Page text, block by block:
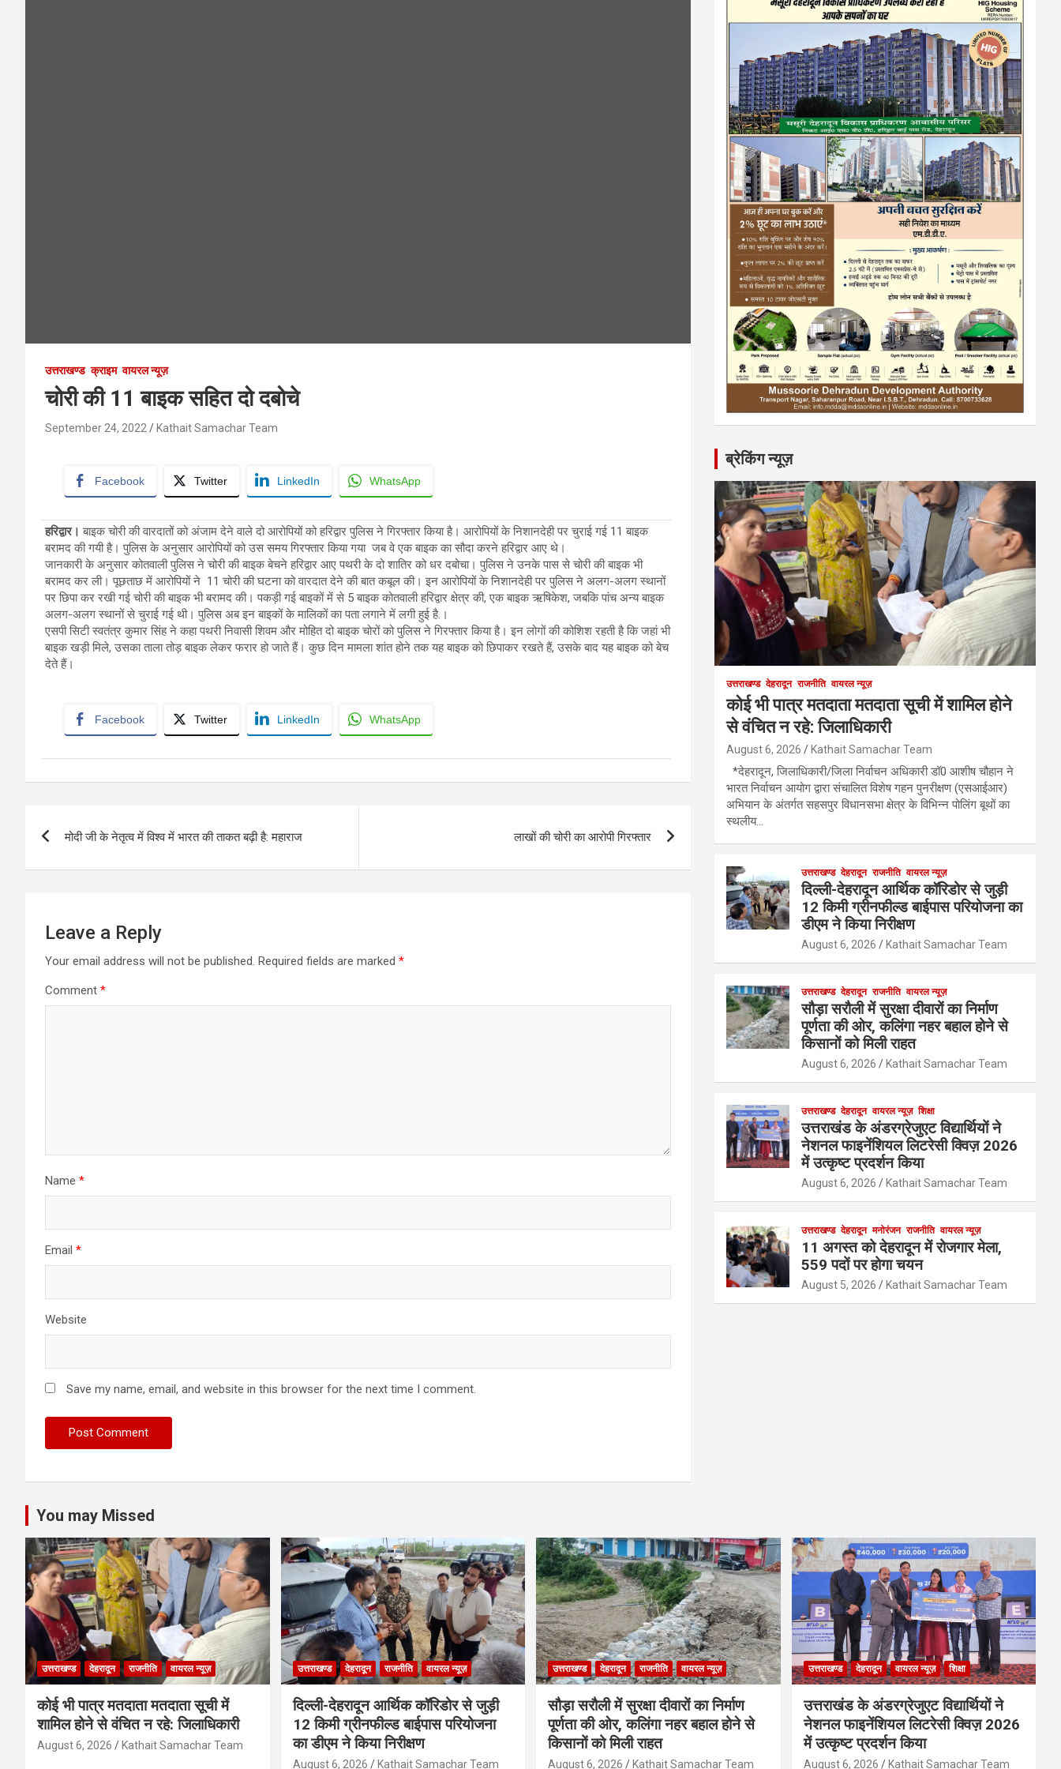
उत्तराखण्ड क्राइम वायरल न्यूज़
चोरी की 11 बाइक सहित दो दबोचे
September 24, 2022 Kathait Samachar Team
Facebook Twitter LinkedIn WhatsApp
हरिद्वार। बाइक चोरी की वारदातों को अंजाम देने वाले दो आरोपियों को हरिद्वार पुलिस ने गिरफ्तार किया है। आरोपियों के निशानदेही पर चुराई गई 11 बाइक
बरामद की गयी है। पुलिस के अनुसार आरोपियों को उस समय गिरफ्तार किया गया जब वे एक बाइक का सौदा करने हरिद्वार आए थे।
जानकारी के अनुसार कोतवाली पुलिस ने चोरी की बाइक बेचने हरिद्वार आए पथरी के दो शातिर को धर दबोचा। पुलिस ने उनके पास से चोरी की बाइक भी
बरामद कर ली। पूछताछ में आरोपियों ने 11 चोरी की घटना को वारदात देने की बात कबूल की। इन आरोपियों के निशानदेही पर पुलिस ने अलग-अलग स्थानों
पर छिपा कर रखी गई चोरी की बाइक भी बरामद की। पकड़ी गई बाइकों में से 5 बाइक कोतवाली हरिद्वार क्षेत्र की, एक बाइक ऋषिकेश, जबकि पांच अन्य बाइक
अलग-अलग स्थानों से चुराई गई थी। पुलिस अब इन बाइकों के मालिकों का पता लगाने में लगी हुई है.।
एसपी सिटी स्वतंत्र कुमार सिंह ने कहा पथरी निवासी शिवम और मोहित दो बाइक चोरों को पुलिस ने गिरफ्तार किया है। इन लोगों की कोशिश रहती है कि जहां भी
बाइक खड़ी मिले, उसका ताला तोड़ बाइक लेकर फरार हो जाते हैं। कुछ दिन मामला शांत होने तक यह बाइक को छिपाकर रखते हैं, उसके बाद यह बाइक को बेच
देते हैं।
Facebook Twitter LinkedIn WhatsApp
navigation
मोदी जी के नेतृत्व में विश्व में भारत की ताकत बढ़ी है: महाराज लाखों की चोरी का आरोपी गिरफ्तार
Leave a Reply
Your email address will not be published. Required fields are marked *
Comment *
Name *
Email *
Website
Save my name, email, and website in this browser for the next time I comment.
ब्रेकिंग न्यूज़
उत्तराखण्ड देहरादून राजनीति वायरल न्यूज़
कोई भी पात्र मतदाता मतदाता सूची में शामिल होने
से वंचित न रहे: जिलाधिकारी
August 6, 2026 Kathait Samachar Team
*देहरादून, जिलाधिकारी/जिला निर्वाचन अधिकारी डॉ0 आशीष चौहान ने
भारत निर्वाचन आयोग द्वारा संचालित विशेष गहन पुनरीक्षण (एसआईआर)
अभियान के अंतर्गत सहसपुर विधानसभा क्षेत्र के विभिन्न पोलिंग बूथों का
स्थलीय…
उत्तराखण्ड देहरादून राजनीति वायरल न्यूज़
दिल्ली-देहरादून आर्थिक कॉरिडोर से जुड़ी
12 किमी ग्रीनफील्ड बाईपास परियोजना का
डीएम ने किया निरीक्षण
August 6, 2026 Kathait Samachar Team
उत्तराखण्ड देहरादून राजनीति वायरल न्यूज़
सौड़ा सरौली में सुरक्षा दीवारों का निर्माण
पूर्णता की ओर, कलिंगा नहर बहाल होने से
किसानों को मिली राहत
August 6, 2026 Kathait Samachar Team
उत्तराखण्ड देहरादून वायरल न्यूज़ शिक्षा
उत्तराखंड के अंडरग्रेजुएट विद्यार्थियों ने
नेशनल फाइनेंशियल लिटरेसी क्विज़ 2026
में उत्कृष्ट प्रदर्शन किया
August 6, 2026 Kathait Samachar Team
उत्तराखण्ड देहरादून मनोरंजन राजनीति वायरल न्यूज़
11 अगस्त को देहरादून में रोजगार मेला,
559 पदों पर होगा चयन
August 5, 2026 Kathait Samachar Team
You may Missed
उत्तराखण्ड देहरादून राजनीति वायरल न्यूज़
कोई भी पात्र मतदाता मतदाता सूची में
शामिल होने से वंचित न रहे: जिलाधिकारी
August 6, 2026 Kathait Samachar Team
उत्तराखण्ड देहरादून राजनीति वायरल न्यूज़
दिल्ली-देहरादून आर्थिक कॉरिडोर से जुड़ी
12 किमी ग्रीनफील्ड बाईपास परियोजना
का डीएम ने किया निरीक्षण
August 6, 2026 Kathait Samachar Team
उत्तराखण्ड देहरादून राजनीति वायरल न्यूज़
सौड़ा सरौली में सुरक्षा दीवारों का निर्माण
पूर्णता की ओर, कलिंगा नहर बहाल होने से
किसानों को मिली राहत
August 6, 2026 Kathait Samachar Team
उत्तराखण्ड देहरादून वायरल न्यूज़ शिक्षा
उत्तराखंड के अंडरग्रेजुएट विद्यार्थियों ने
नेशनल फाइनेंशियल लिटरेसी क्विज़ 2026
में उत्कृष्ट प्रदर्शन किया
August 6, 2026 Kathait Samachar Team